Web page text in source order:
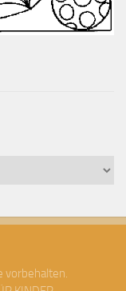
vorbehalten.